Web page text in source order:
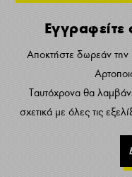
Αποκτήστε δωρεάν την
Ταυτόχρονα θα
σχετικά με όλες τις